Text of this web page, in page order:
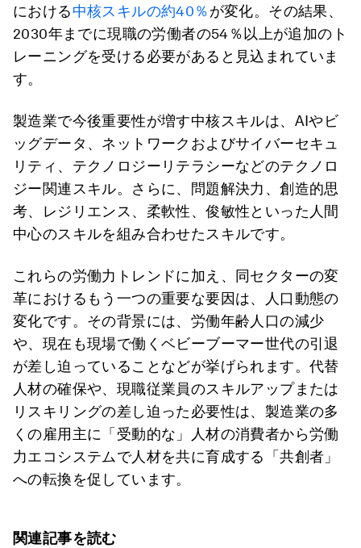
における中核スキルの約40％が変化。その結果、
2030年までに現職の労働者の54％以上が追加のト
レーニングを受ける必要があると見込まれていま
す。
製造業で今後重要性が増す中核スキルは、AIやビ
ッグデータ、ネットワークおよびサイバーセキュ
リティ、テクノロジーリテラシーなどのテクノロ
ジー関連スキル。さらに、問題解決力、創造的思
考、レジリエンス、柔軟性、俊敏性といった人間
中心のスキルを組み合わせたスキルです。
これらの労働力トレンドに加え、同セクターの変
革におけるもう一つの重要な要因は、人口動態の
変化です。その背景には、労働年齢人口の減少
や、現在も現場で働くベビーブーマー世代の引退
が差し迫っていることなどが挙げられます。代替
人材の確保や、現職従業員のスキルアップまたは
リスキリングの差し迫った必要性は、製造業の多
くの雇用主に「受動的な」人材の消費者から労働
力エコシステムで人材を共に育成する「共創者」
への転換を促しています。
関連記事を読む